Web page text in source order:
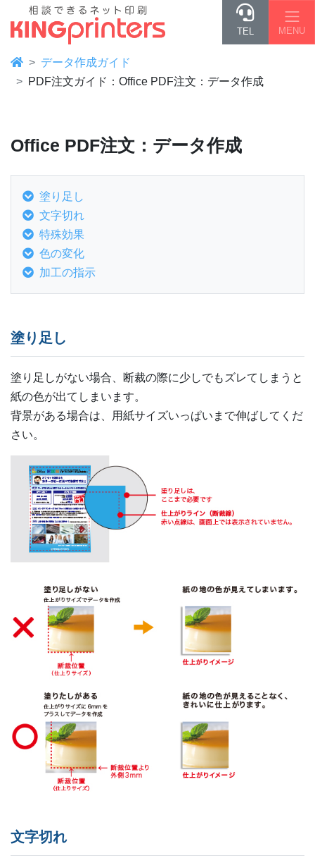
TEL MENU
データ作成ガイド
PDF注文ガイド：Office PDF注文：データ作成
Office PDF注文：データ作成
塗り足し
文字切れ
特殊効果
色の変化
加工の指示
塗り足し
塗り足しがない場合、断裁の際に少しでもズレてしまうと
紙の色が出てしまいます。
背景がある場合は、用紙サイズいっぱいまで伸ばしてくだ
さい。
文字切れ